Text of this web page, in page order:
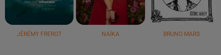
JÉRÉMY FREROT NAÏKA BRUNO MARS